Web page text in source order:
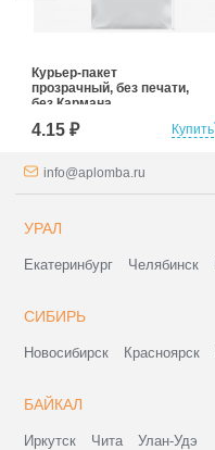
Купить
Курьер-пакет
прозрачный, без печати,
без Кармана
Сопроводительной
Документации
маркетплейсов)
4.15 ₽
info@aplomba.ru
УРАЛ
Екатеринбург Челябинск
СИБИРЬ
Новосибирск Красноярск
БАЙКАЛ
Иркутск Чита Улан-Удэ